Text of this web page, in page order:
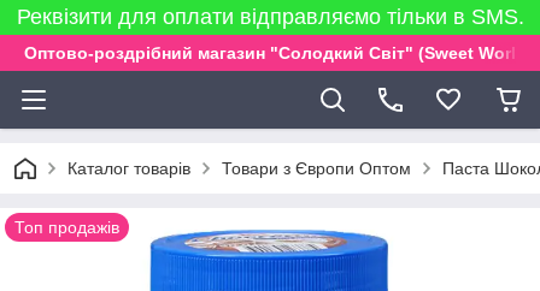
Реквізити для оплати відправляємо тільки в SMS.
Оптово-роздрібний магазин "Солодкий Світ" (Sweet World)
Каталог товарів Товари з Європи Оптом Паста
Топ продажів